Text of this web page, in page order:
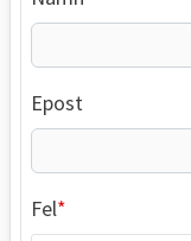
Epost
Fel